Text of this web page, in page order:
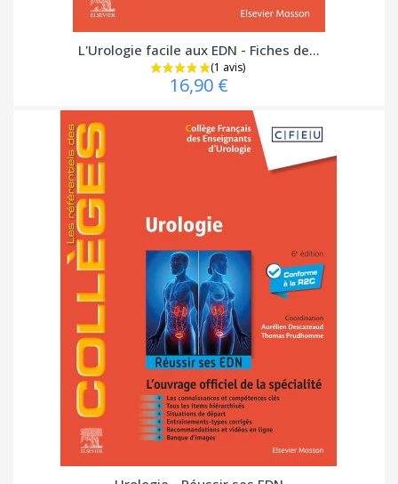
L'Urologie facile aux EDN - Fiches de...
16,90 €